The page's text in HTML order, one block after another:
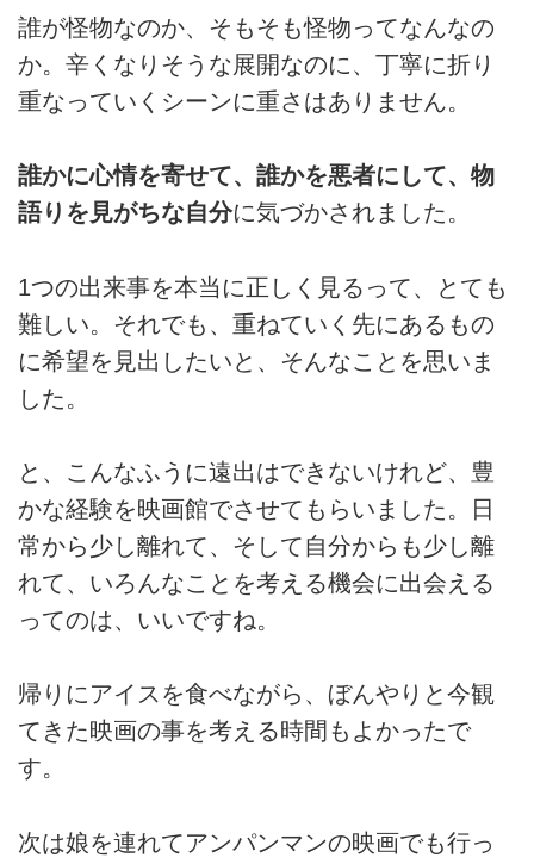
誰が怪物なのか、そもそも怪物ってなんなの
か。辛くなりそうな展開なのに、丁寧に折り
重なっていくシーンに重さはありません。
誰かに心情を寄せて、誰かを悪者にして、物
語りを見がちな自分に気づかされました。
1つの出来事を本当に正しく見るって、とても
難しい。それでも、重ねていく先にあるもの
に希望を見出したいと、そんなことを思いま
した。
と、こんなふうに遠出はできないけれど、豊
かな経験を映画館でさせてもらいました。日
常から少し離れて、そして自分からも少し離
れて、いろんなことを考える機会に出会える
ってのは、いいですね。
帰りにアイスを食べながら、ぼんやりと今観
てきた映画の事を考える時間もよかったで
す。
次は娘を連れてアンパンマンの映画でも行っ